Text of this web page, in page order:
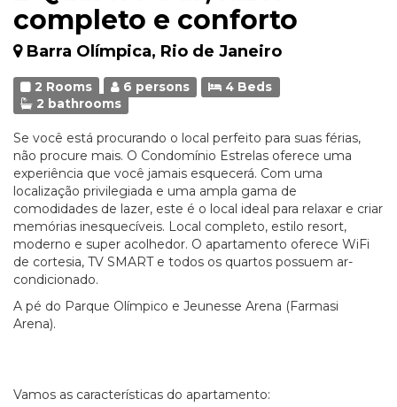
completo e conforto
Barra Olímpica, Rio de Janeiro
2 Rooms 6 persons
4 Beds
2 bathrooms
Se você está procurando o local perfeito para suas férias,
não procure mais. O Condomínio Estrelas oferece uma
experiência que você jamais esquecerá. Com uma
localização privilegiada e uma ampla gama de
comodidades de lazer, este é o local ideal para relaxar e criar
memórias inesquecíveis. Local completo, estilo resort,
moderno e super acolhedor. O apartamento oferece WiFi
de cortesia, TV SMART e todos os quartos possuem ar-
condicionado.
A pé do Parque Olímpico e Jeunesse Arena (Farmasi
Arena).
Vamos as características do apartamento: